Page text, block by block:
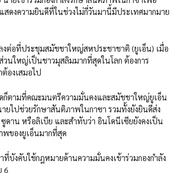
ดงความยินดีที่ในช่วงไม่กี่วันมานี้มีประเทศมากมาย
ต่อที่ประชุมสมัชชาใหญ่สหประชาชาติ (ยูเอ็น) เมื่อ
วนใหญ่เป็นชาวมุสลิมมากที่สุดในโลก ต้องการ
องเสมอไป
ก็ตามที่คณะมนตรีความมั่นคงและสมัชชาใหญ่ยูเอ็น
ยไปช่วยรักษาสันติภาพในกาซา รวมทั้งยังยินดีส่ง
าน หรือลิเบีย และสำทับว่า อินโดนีเซียยังคงเป็น
พของยูเอ็นมากที่สุด
บังคับใช้กฎหมายด้านความมั่นคงเข้าร่วมกองกำลัง
6